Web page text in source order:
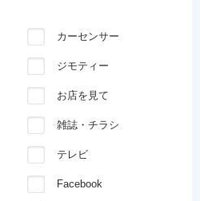
カーセンサー
ジモティー
お店を見て
雑誌・チラシ
テレビ
Facebook